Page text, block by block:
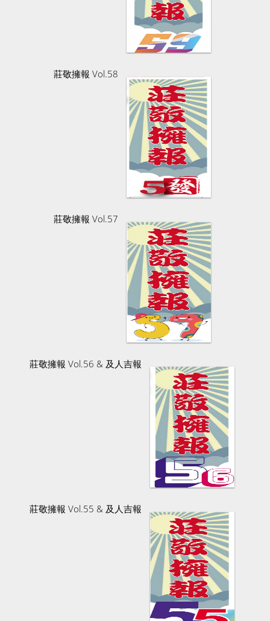
莊敬擁報 Vol.58
莊敬擁報 Vol.57
莊敬擁報 Vol.56 & 及人吉報
莊敬擁報 Vol.55 & 及人吉報